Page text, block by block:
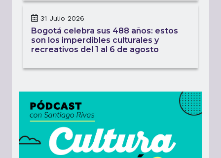
31 Julio 2026
Bogotá celebra sus 488 años: estos
son los imperdibles culturales y
recreativos del 1 al 6 de agosto